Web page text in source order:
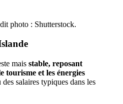
photo : Shutterstock.
mais stable, reposant
tourisme et les énergies
salaires typiques dans les